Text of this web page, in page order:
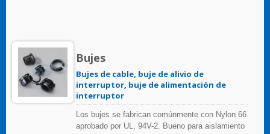
de una pieza y los accesorios son la solución
perfecta para muebles de oficina.
Bujes
Bujes de cable, buje de alivio de
interruptor, buje de alimentación de
interruptor
Los bujes se fabrican comúnmente con Nylon 66
aprobado por UL, 94V-2. Bueno para aislamiento